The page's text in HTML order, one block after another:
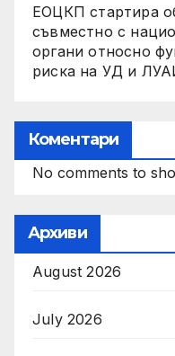
ЕОЦКП стартира
съвместно с
органи относно
риска на УД и
Коментари
No comments to
Архиви
August 2026
July 2026